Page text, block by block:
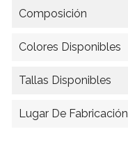
Composición
Colores Disponibles
Tallas Disponibles
Lugar De Fabricación